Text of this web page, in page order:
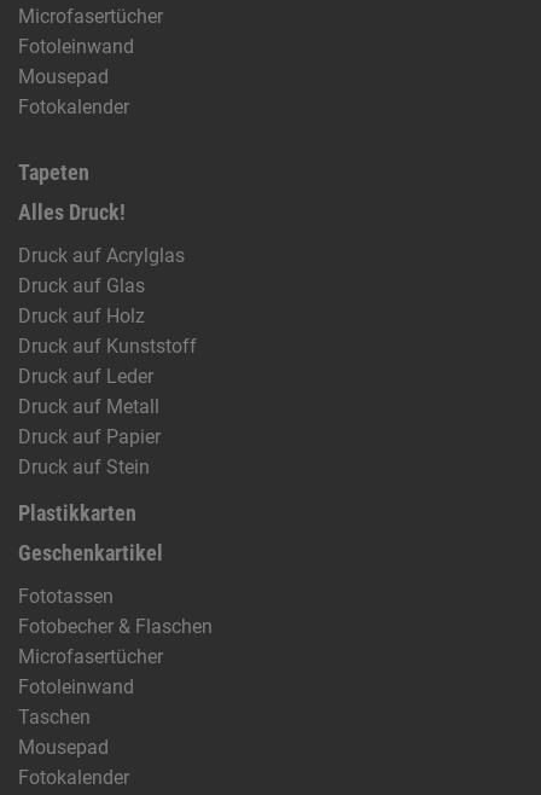
Microfasertücher
Fotoleinwand
Mousepad
Fotokalender
Tapeten
Alles Druck!
Druck auf Acrylglas
Druck auf Glas
Druck auf Holz
Druck auf Kunststoff
Druck auf Leder
Druck auf Metall
Druck auf Papier
Druck auf Stein
Plastikkarten
Geschenkartikel
Fototassen
Fotobecher & Flaschen
Microfasertücher
Fotoleinwand
Taschen
Mousepad
Fotokalender